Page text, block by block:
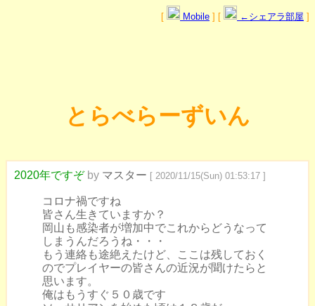
[ Mobile ] [ ←シェアラ部屋 ]
とらべらーずいん
2020年ですぞby マスター [ 2020/11/15(Sun) 01:53:17 ]
コロナ禍ですね
皆さん生きていますか？
岡山も感染者が増加中でこれからどうなって
しまうんだろうね・・・
もう連絡も途絶えたけど、ここは残しておく
のでプレイヤーの皆さんの近況が聞けたらと
思います。
俺はもうすぐ５０歳です